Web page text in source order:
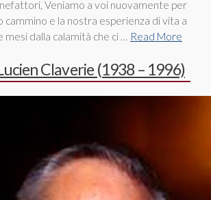
Veniamo a voi nuovamente per
e la nostra esperienza di vita a
mesi dalla calamità che ci … Read More
Claverie (1938 – 1996)